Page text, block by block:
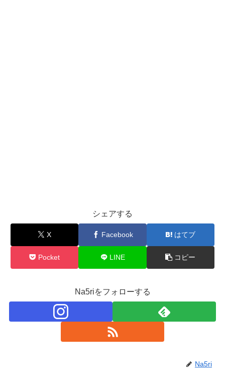
シェアする
X Facebook はてブ
Pocket LINE コピー
Na5riをフォローする
Na5ri